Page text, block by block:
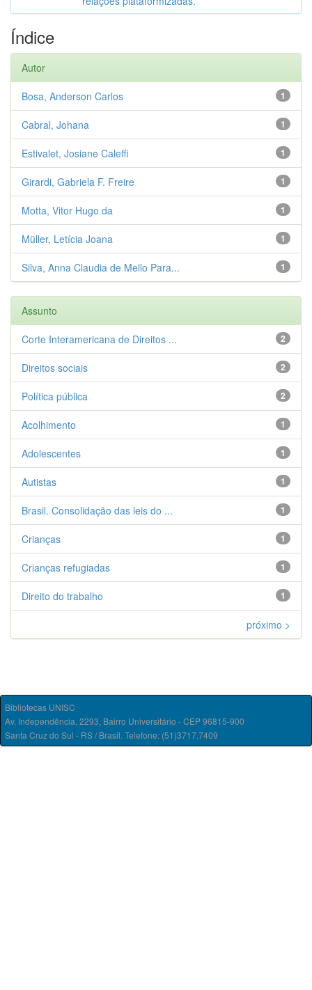
Índice
Autor
1
Bosa, Anderson Carlos
1
Cabral, Johana
1
Estivalet, Josiane Caleffi
1
Girardi, Gabriela F. Freire
1
Motta, Vitor Hugo da
1
Müller, Letícia Joana
1
Silva, Anna Claudia de Mello Para...
Assunto
2
Corte Interamericana de Direitos ...
2
Direitos sociais
2
Política pública
1
Acolhimento
1
Adolescentes
1
Autistas
1
Brasil. Consolidação das leis do ...
1
Crianças
1
Crianças refugiadas
1
Direito do trabalho
próximo >
Bibliotecas UNISC
Av. Independência, 2293, Bairro Universitário - CEP 96815-900
Santa Cruz do Sul - RS / Brasil. Telefone: (51)3717.7409